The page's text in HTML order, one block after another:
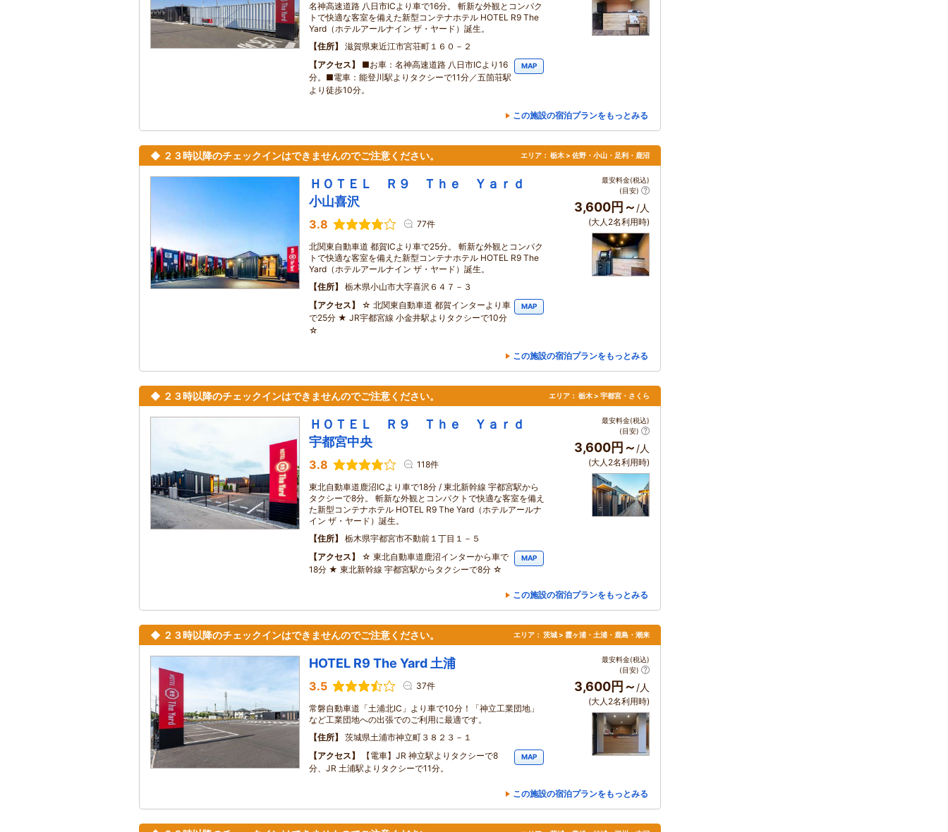
名神高速道路 八日市ICより車で16分。 斬新な外観とコンパク
トで快適な客室を備えた新型コンテナホテル HOTEL R9 The
Yard（ホテルアールナイン ザ・ヤード）誕生。
住所
滋賀県東近江市宮荘町１６０－２
アクセス
■お車：名神高速道路 八日市ICより16
分。■電車：能登川駅よりタクシーで11分／五箇荘駅
より徒歩10分。
MAP
この施設の宿泊プランをもっとみる
◆ ２３時以降のチェックインはできませんのでご注意ください。 エリア： 栃木 > 佐野・小山・足利・鹿沼
ＨＯＴＥＬ Ｒ９ Ｔｈｅ Ｙａｒｄ
小山喜沢
3.8 77件
北関東自動車道 都賀ICより車で25分。 斬新な外観とコンパク
トで快適な客室を備えた新型コンテナホテル HOTEL R9 The
Yard（ホテルアールナイン ザ・ヤード）誕生。
住所
栃木県小山市大字喜沢６４７－３
アクセス
☆ 北関東自動車道 都賀インターより車
で25分 ★ JR宇都宮線 小金井駅よりタクシーで10分
☆
MAP
最安料金(税込)
(目安)
3,600円～ /人
(大人2名利用時)
この施設の宿泊プランをもっとみる
◆ ２３時以降のチェックインはできませんのでご注意ください。 エリア： 栃木 > 宇都宮・さくら
ＨＯＴＥＬ Ｒ９ Ｔｈｅ Ｙａｒｄ
宇都宮中央
3.8 118件
東北自動車道鹿沼ICより車で18分 / 東北新幹線 宇都宮駅から
タクシーで8分。 斬新な外観とコンパクトで快適な客室を備え
た新型コンテナホテル HOTEL R9 The Yard（ホテルアールナ
イン ザ・ヤード）誕生。
住所
栃木県宇都宮市不動前１丁目１－５
アクセス
☆ 東北自動車道鹿沼インターから車で
18分 ★ 東北新幹線 宇都宮駅からタクシーで8分 ☆
MAP
最安料金(税込)
(目安)
3,600円～ /人
(大人2名利用時)
この施設の宿泊プランをもっとみる
◆ ２３時以降のチェックインはできませんのでご注意ください。 エリア： 茨城 > 霞ヶ浦・土浦・鹿島・潮来
HOTEL R9 The Yard 土浦
3.5 37件
常磐自動車道「土浦北IC」より車で10分！「神立工業団地」
など工業団地への出張でのご利用に最適です。
住所
茨城県土浦市神立町３８２３－１
アクセス
【電車】JR 神立駅よりタクシーで8
分、JR 土浦駅よりタクシーで11分。
MAP
最安料金(税込)
(目安)
3,600円～ /人
(大人2名利用時)
この施設の宿泊プランをもっとみる